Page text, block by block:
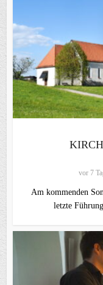
vor 7
Am kommenden
letzte